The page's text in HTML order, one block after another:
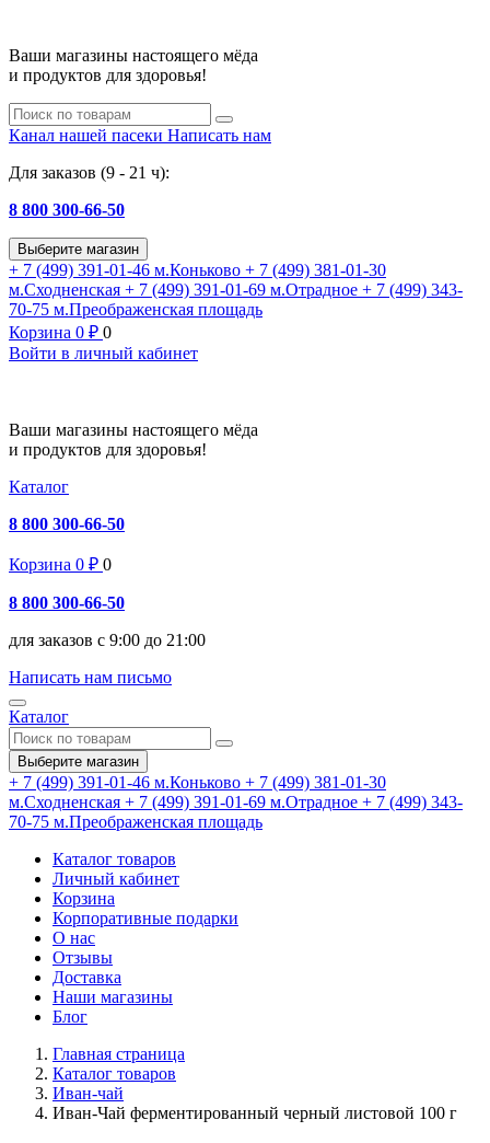
Ваши магазины настоящего мёда
и продуктов для здоровья!
Канал нашей пасеки Написать нам
Для заказов (9 - 21 ч):
8 800 300-66-50
Выберите магазин
+ 7 (499) 391-01-46 м.Коньково + 7 (499) 381-01-30
м.Сходненская + 7 (499) 391-01-69 м.Отрадное + 7 (499) 343-
70-75 м.Преображенская площадь
Корзина 0 ₽ 0
Войти в личный кабинет
Ваши магазины настоящего мёда
и продуктов для здоровья!
Каталог
8 800 300-66-50
Корзина 0 ₽ 0
8 800 300-66-50
для заказов с 9:00 до 21:00
Написать нам письмо
Каталог
Выберите магазин
+ 7 (499) 391-01-46 м.Коньково + 7 (499) 381-01-30
м.Сходненская + 7 (499) 391-01-69 м.Отрадное + 7 (499) 343-
70-75 м.Преображенская площадь
Каталог товаров
Личный кабинет
Корзина
Корпоративные подарки
О нас
Отзывы
Доставка
Наши магазины
Блог
Главная страница
Каталог товаров
Иван-чай
Иван-Чай ферментированный черный листовой 100 г